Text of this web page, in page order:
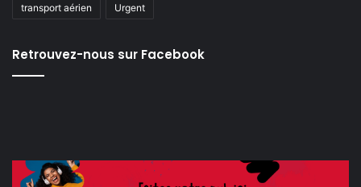
transport aérien Urgent
Retrouvez-nous sur Facebook